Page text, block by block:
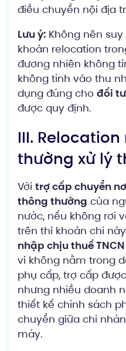
điều chuyển nội địa
Lưu ý: Không nên
khoản relocation
đương nhiên không
không tính vào thu
dụng đúng cho đối
được quy định.
III.
thường xử lý
Với trợ cấp chuyển
thông thường của
nước, nếu không rơi
trên thì khoản chi
nhập chịu thuế
vì không nằm trong
phụ cấp, trợ cấp
nhưng nhiều doanh
thiết kế chính sách
chuyển giữa chi
máy.